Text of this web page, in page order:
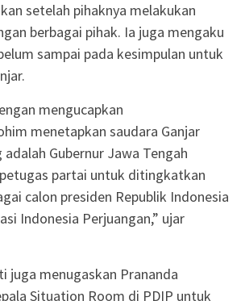
setelah pihaknya melakukan
berbagai pihak. Ia juga mengaku
sampai pada kesimpulan untuk
mengucapkan
menetapkan saudara Ganjar
Gubernur Jawa Tengah
partai untuk ditingkatkan
calon presiden Republik Indonesia
Indonesia Perjuangan,” ujar
juga menugaskan Prananda
Situation Room di PDIP untuk